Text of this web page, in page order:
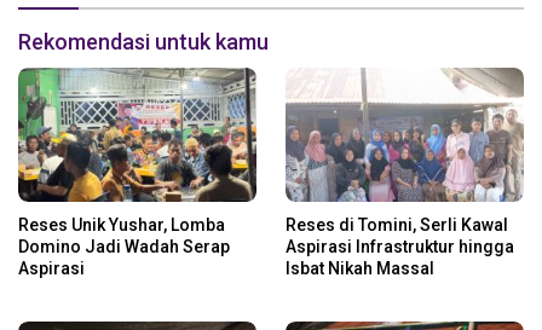
Rekomendasi untuk kamu
Reses Unik Yushar, Lomba
Domino Jadi Wadah Serap
Aspirasi
Reses di Tomini, Serli Kawal
Aspirasi Infrastruktur hingga
Isbat Nikah Massal